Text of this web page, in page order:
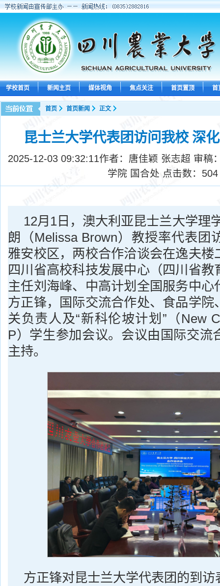
学校首页 新闻主页 媒体视角 焦点关注 首页置顶 首
首页 首页新闻 正文
昆士兰大学代表团访问我校 深
2025-12-03 09:32:11作者：唐佳颖 张志超 审稿
学院 国合处 点击数： 504
12月1日，澳大利亚昆士兰大学理
朗（Melissa Brown）教授率代表团
雅安校区，两校合作洽谈会在逸夫楼
四川省高校科技发展中心（四川省教
主任刘海峰、中高计划全国服务中心
方正锋，国际交流合作处、食品学院
关负责人及“新科伦坡计划”（New
P）学生参加会议。会议由国际交流
主持。
方正锋对昆士兰大学代表团的到